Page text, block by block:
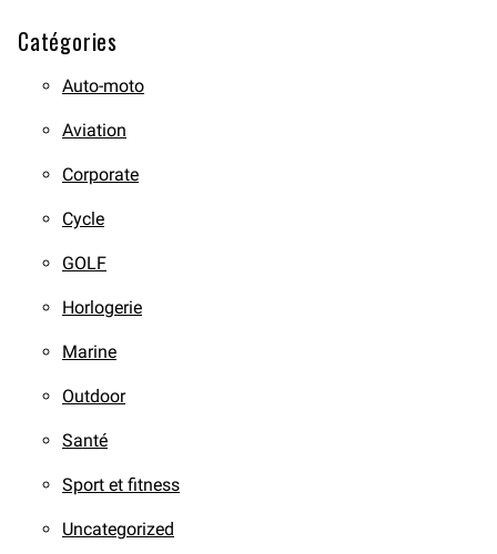
Catégories
Auto-moto
Aviation
Corporate
Cycle
GOLF
Horlogerie
Marine
Outdoor
Santé
Sport et fitness
Uncategorized